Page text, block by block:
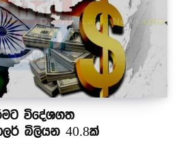
විදේශගත
බිලියන 40.8ක්